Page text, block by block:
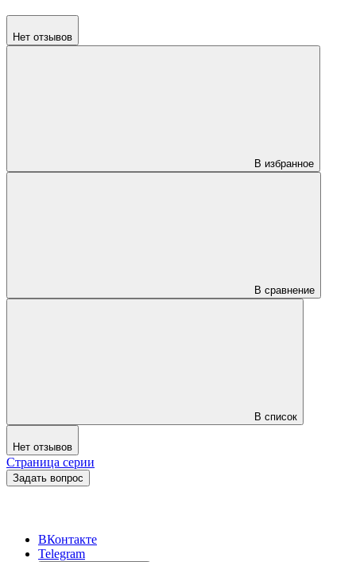
Нет отзывов
В избранное
В сравнение
В список
Нет отзывов
Страница серии
Задать вопрос
ВКонтакте
Telegram